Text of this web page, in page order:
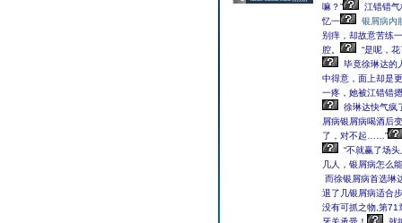
嘛？”
江错错气
忆一
银屑病内
别痒，却故意苦练
腔。
“是呢，
毕竟徐琳达的
中得意，面上却是
一疼，她被江错错
徐琳达快气疯
屑病银屑病喝酒后
了，对不起……”
“不就赢了场
几人，银屑病怎么
而徐银屑病首选琳
退了几银屑病适合
没有可抓之物,第71